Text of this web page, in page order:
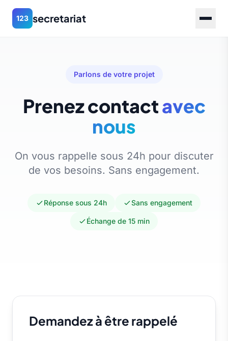
123 secretariat
Parlons de votre projet
Prenez contactavec
nous
On vous rappelle sous 24h pour discuter
de vos besoins. Sans engagement.
Réponse sous 24h Sans engagement
Échange de 15 min
Demandez à être rappelé